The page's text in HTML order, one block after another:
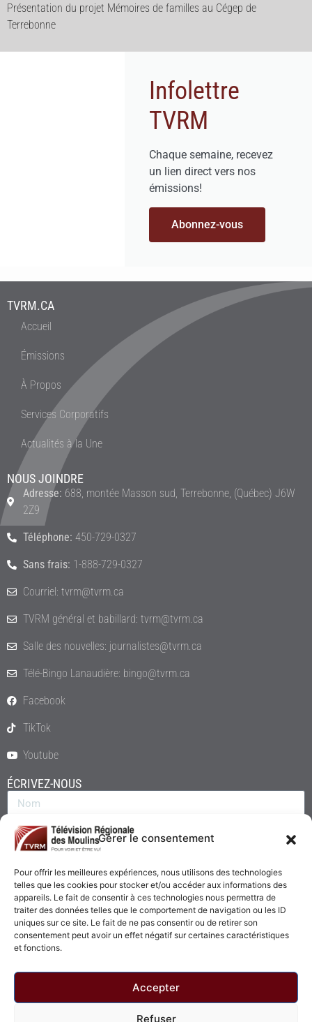
Gérer le consentement
Pour offrir les meilleures expériences, nous utilisons des technologies
telles que les cookies pour stocker et/ou accéder aux informations des
appareils. Le fait de consentir à ces technologies nous permettra de
traiter des données telles que le comportement de navigation ou les ID
uniques sur ce site. Le fait de ne pas consentir ou de retirer son
consentement peut avoir un effet négatif sur certaines caractéristiques
et fonctions.
Accepter
Refuser
Présentation du projet Mémoires de familles au Cégep de
Terrebonne
Infolettre
TVRM
Chaque semaine, recevez
un lien direct vers nos
émissions!
Abonnez-vous
TVRM.CA
Accueil
Émissions
À Propos
Services Corporatifs
Actualités à la Une
NOUS JOINDRE
Adresse: 688, montée Masson sud, Terrebonne, (Québec) J6W
2Z9
Téléphone: 450-729-0327
Sans frais: 1-888-729-0327
Courriel: tvrm@tvrm.ca
TVRM général et babillard: tvrm@tvrm.ca
Salle des nouvelles: journalistes@tvrm.ca
Télé-Bingo Lanaudière: bingo@tvrm.ca
Facebook
TikTok
Youtube
ÉCRIVEZ-NOUS